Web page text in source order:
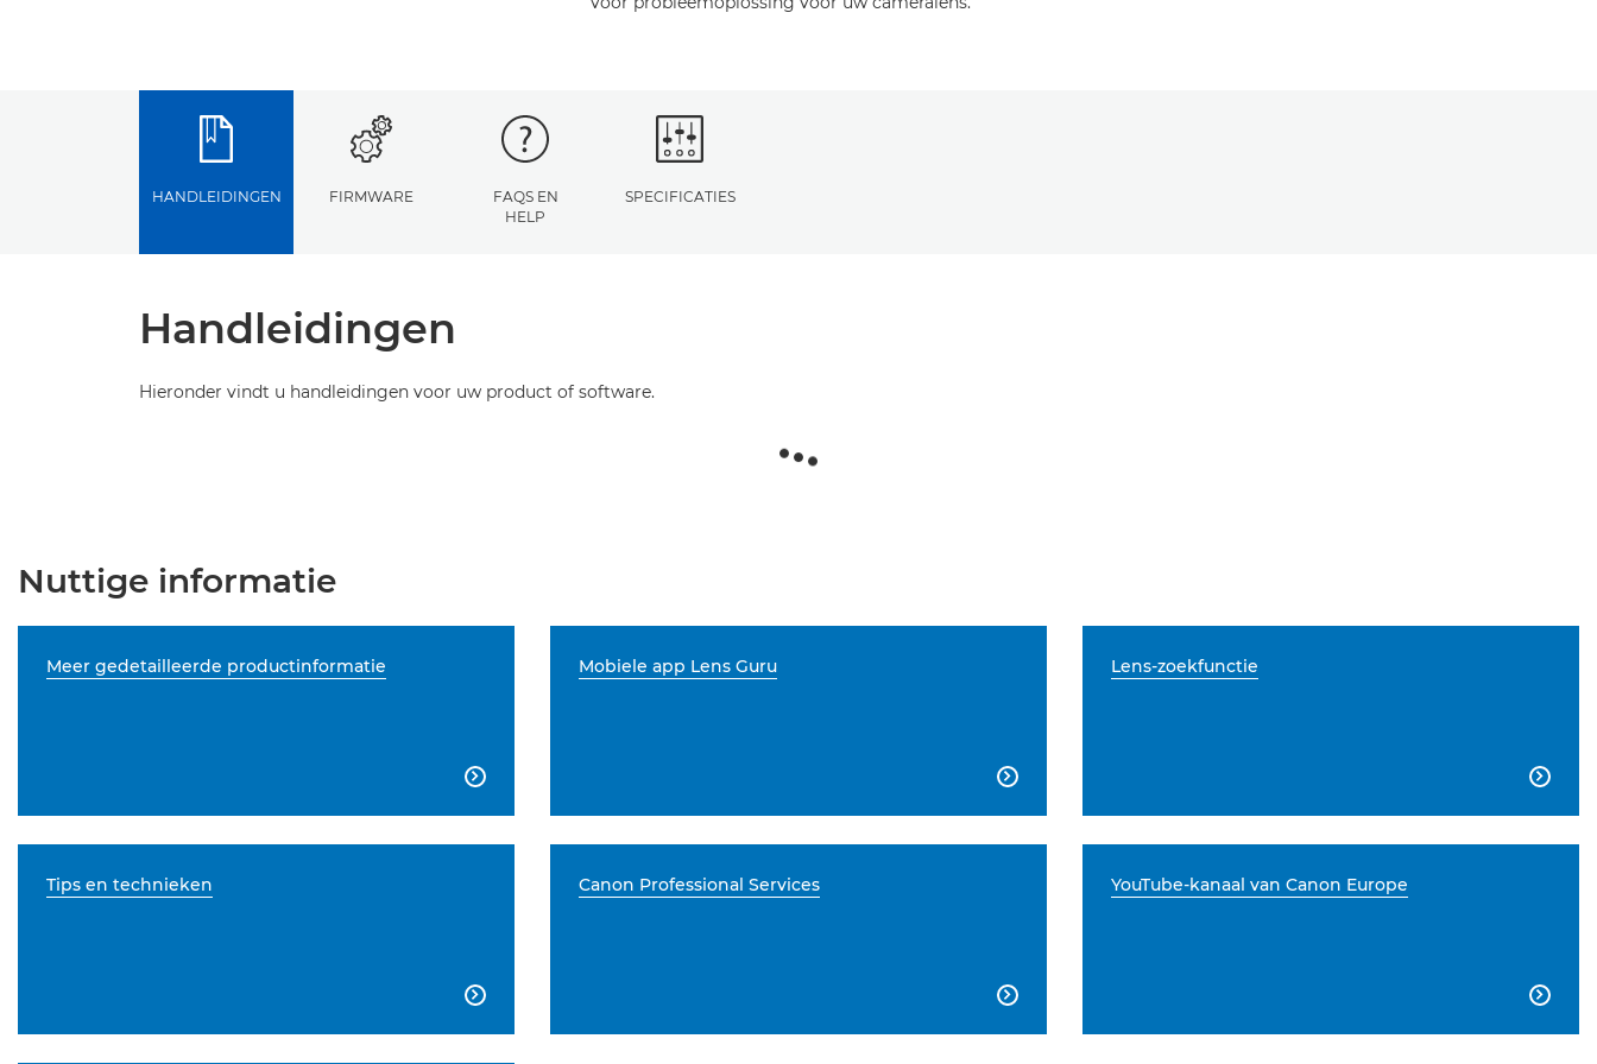
HANDLEIDINGEN FIRMWARE
FAQS EN
HELP
SPECIFICATIES
Handleidingen
Hieronder vindt u handleidingen voor uw product of software.
Nuttige informatie
Meer gedetailleerde productinformatie

Mobiele app Lens Guru

Lens-zoekfunctie

Tips en technieken

Canon Professional Services

YouTube-kanaal van Canon Europe
